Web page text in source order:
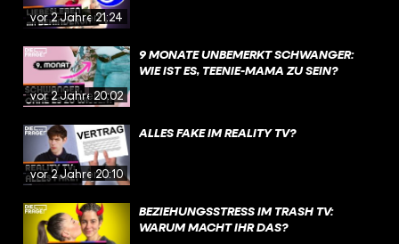
vor 2 Jahren21:24
vor 2 Jahren20:02
9 MONATE UNBEMERKT SCHWANGER:
WIE IST ES, TEENIE-MAMA ZU SEIN?
vor 2 Jahren20:10
ALLES FAKE IM REALITY TV?
BEZIEHUNGSSTRESS IM TRASH TV:
WARUM MACHT IHR DAS?